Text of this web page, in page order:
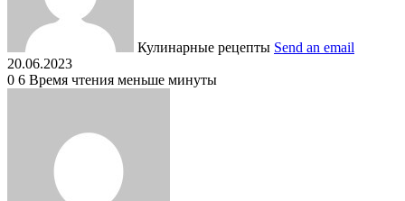
Кулинарные рецепты Send an email
20.06.2023
0 6 Время чтения меньше минуты